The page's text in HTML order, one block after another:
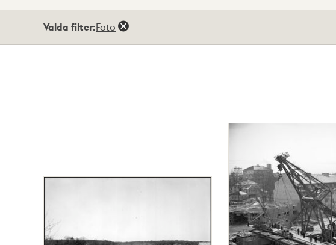
Valda filter:Foto